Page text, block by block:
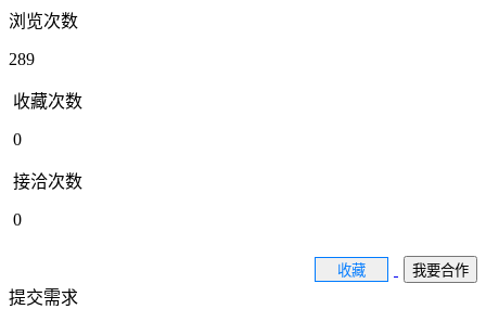
浏览次数
289
收藏次数
0
接洽次数
0
收藏 我要合作
提交需求